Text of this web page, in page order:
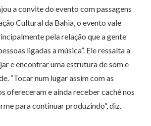
a convite do evento com passagens
Cultural da Bahia, o evento vale
pela relação que a gente
ligadas a música”. Ele ressalta a
e encontrar uma estrutura de som e
“Tocar num lugar assim com as
ofereceram e ainda receber cachê nos
para continuar produzindo”, diz.